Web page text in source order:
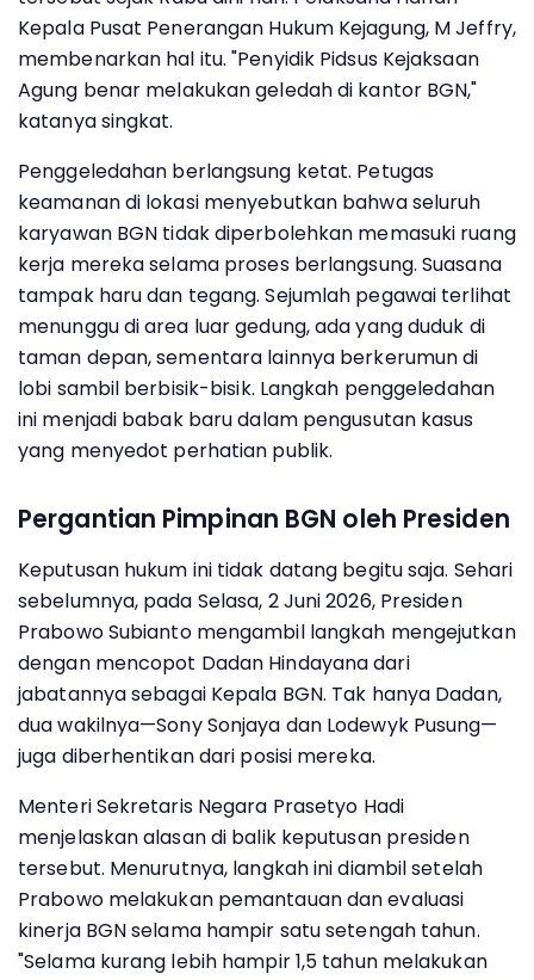
Kepala Pusat Penerangan Hukum Kejagung, M Jeffry,
membenarkan hal itu. "Penyidik Pidsus Kejaksaan
Agung benar melakukan geledah di kantor BGN,"
katanya singkat.
Penggeledahan berlangsung ketat. Petugas
keamanan di lokasi menyebutkan bahwa seluruh
karyawan BGN tidak diperbolehkan memasuki ruang
kerja mereka selama proses berlangsung. Suasana
tampak haru dan tegang. Sejumlah pegawai terlihat
menunggu di area luar gedung, ada yang duduk di
taman depan, sementara lainnya berkerumun di
lobi sambil berbisik-bisik. Langkah penggeledahan
ini menjadi babak baru dalam pengusutan kasus
yang menyedot perhatian publik.
Pergantian Pimpinan BGN oleh Presiden
Keputusan hukum ini tidak datang begitu saja. Sehari
sebelumnya, pada Selasa, 2 Juni 2026, Presiden
Prabowo Subianto mengambil langkah mengejutkan
dengan mencopot Dadan Hindayana dari
jabatannya sebagai Kepala BGN. Tak hanya Dadan,
dua wakilnya—Sony Sonjaya dan Lodewyk Pusung—
juga diberhentikan dari posisi mereka.
Menteri Sekretaris Negara Prasetyo Hadi
menjelaskan alasan di balik keputusan presiden
tersebut. Menurutnya, langkah ini diambil setelah
Prabowo melakukan pemantauan dan evaluasi
kinerja BGN selama hampir satu setengah tahun.
"Selama kurang lebih hampir 1,5 tahun melakukan